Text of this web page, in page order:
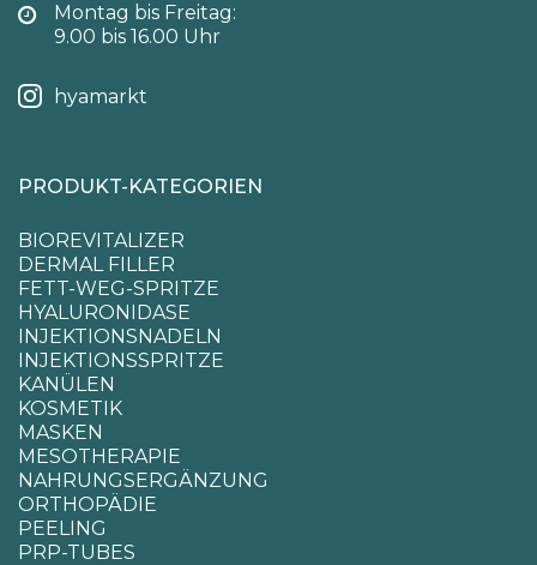
Montag bis Freitag:
9.00 bis 16.00 Uhr
hyamarkt
PRODUKT-KATEGORIEN
BIOREVITALIZER
DERMAL FILLER
FETT-WEG-SPRITZE
HYALURONIDASE
INJEKTIONSNADELN
INJEKTIONSSPRITZE
KANÜLEN
KOSMETIK
MASKEN
MESOTHERAPIE
NAHRUNGSERGÄNZUNG
ORTHOPÄDIE
PEELING
PRP-TUBES